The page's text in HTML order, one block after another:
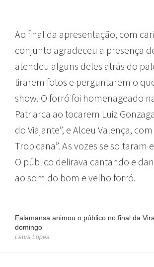
Ao final da apresentação, com
conjunto agradeceu a presença
atendeu alguns deles atrás do
tirarem fotos e perguntarem o
show. O forró foi homenageado
Patriarca ao tocarem Luiz
do Viajante”, e Alceu Valença,
Tropicana”. As vozes se soltaram
O público delirava cantando e
ao som do bom e velho forró.
Falamansa animou o público no final da
domingo
Laura Lopes